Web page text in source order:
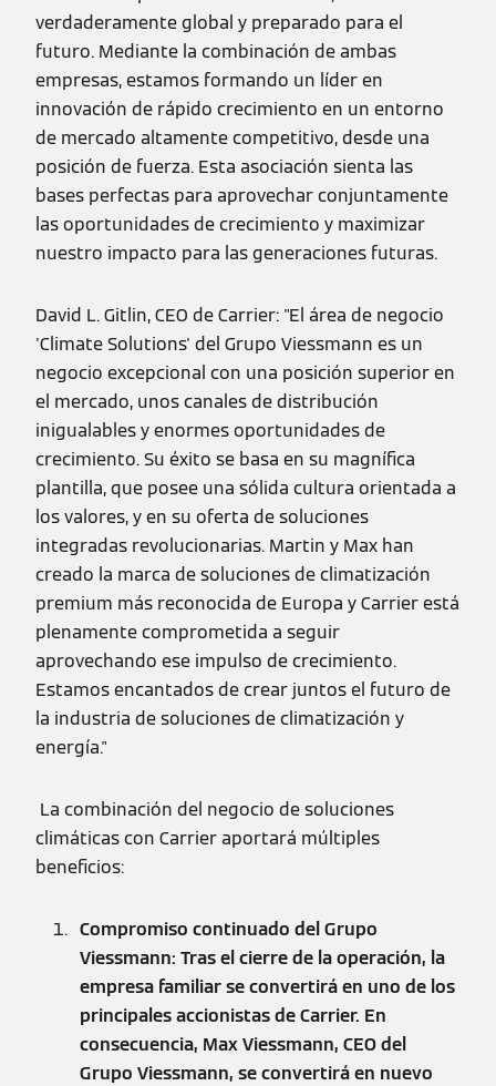
verdaderamente global y preparado para el
futuro. Mediante la combinación de ambas
empresas, estamos formando un líder en
innovación de rápido crecimiento en un entorno
de mercado altamente competitivo, desde una
posición de fuerza. Esta asociación sienta las
bases perfectas para aprovechar conjuntamente
las oportunidades de crecimiento y maximizar
nuestro impacto para las generaciones futuras.
David L. Gitlin, CEO de Carrier: "El área de negocio
'Climate Solutions' del Grupo Viessmann es un
negocio excepcional con una posición superior en
el mercado, unos canales de distribución
inigualables y enormes oportunidades de
crecimiento. Su éxito se basa en su magnífica
plantilla, que posee una sólida cultura orientada a
los valores, y en su oferta de soluciones
integradas revolucionarias. Martin y Max han
creado la marca de soluciones de climatización
premium más reconocida de Europa y Carrier está
plenamente comprometida a seguir
aprovechando ese impulso de crecimiento.
Estamos encantados de crear juntos el futuro de
la industria de soluciones de climatización y
energía."
La combinación del negocio de soluciones
climáticas con Carrier aportará múltiples
beneficios:
Compromiso continuado del Grupo
Viessmann: Tras el cierre de la operación, la
empresa familiar se convertirá en uno de los
principales accionistas de Carrier. En
consecuencia, Max Viessmann, CEO del
Grupo Viessmann, se convertirá en nuevo